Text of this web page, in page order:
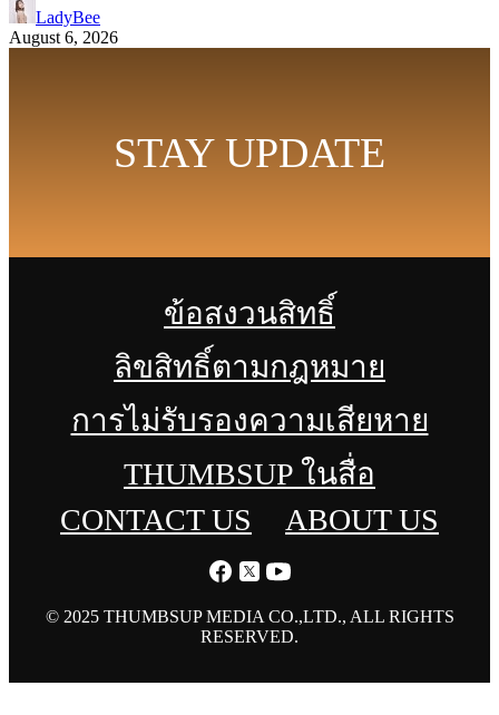
LadyBee
August 6, 2026
STAY UPDATE
ข้อสงวนสิทธิ์
ลิขสิทธิ์ตามกฎหมาย
การไม่รับรองความเสียหาย
THUMBSUP ในสื่อ
CONTACT US
ABOUT US
© 2025 THUMBSUP MEDIA CO.,LTD., ALL RIGHTS
RESERVED.